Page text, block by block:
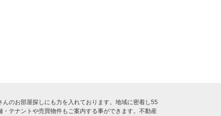
のお部屋探しにも力を入れております。地域に密着し55
テナントや売買物件もご案内する事ができます。不動産